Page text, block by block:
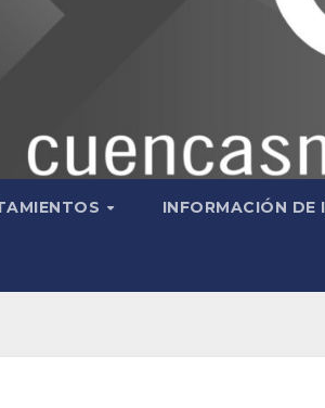
INFORMACIÓN DE